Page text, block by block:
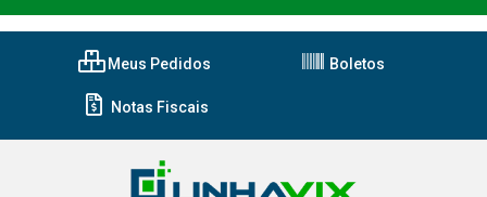
Meus Pedidos Boletos
Notas Fiscais